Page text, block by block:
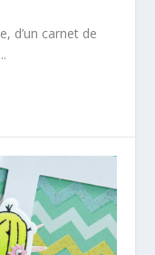
d’un carnet de